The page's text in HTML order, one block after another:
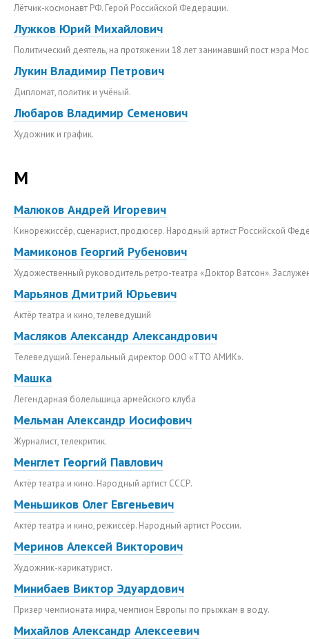
Лётчик-космонавт РФ. Герой Российской Федерации.
Лужков Юрий Михайлович
Политический деятель, на протяжении 18 лет занимавший пост мэра
Лукин Владимир Петрович
Дипломат, политик и учёный.
Любаров Владимир Семенович
Художник и график.
М
Малюков Андрей Игоревич
Кинорежиссёр, сценарист, продюсер. Народный артист Российской
Мамиконов Георгий Рубенович
Художественный руководитель ретро-театра «Доктор Ватсон».
Марьянов Дмитрий Юрьевич
Актёр театра и кино, телеведущий
Масляков Александр Александрович
Телеведущий. Генеральный директор ООО «ТТО АМИК».
Машка
Легендарная болельщица армейского клуба
Мельман Александр Иосифович
Журналист, телекритик.
Менглет Георгий Павлович
Актёр театра и кино. Народный артист СССР.
Меньшиков Олег Евгеньевич
Актёр театра и кино, режиссёр. Народный артист России.
Меринов Алексей Викторович
Художник-карикатурист.
Минибаев Виктор Эдуардович
Призер чемпионата мира, чемпион Европы по прыжкам в воду.
Михайлов Александр Алексеевич